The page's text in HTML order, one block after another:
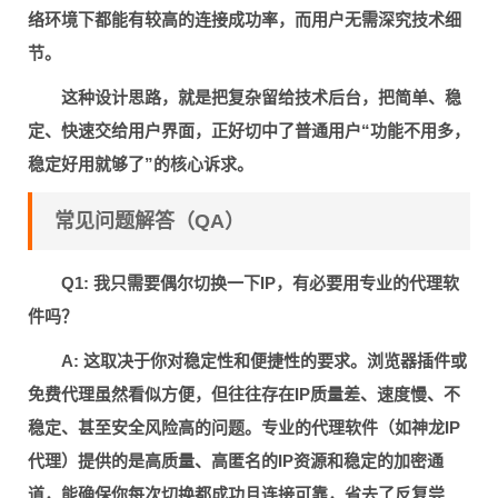
络环境下都能有较高的连接成功率，而用户无需深究技术细
节。
这种设计思路，就是把复杂留给技术后台，把简单、稳
定、快速交给用户界面，正好切中了普通用户“功能不用多，
稳定好用就够了”的核心诉求。
常见问题解答（QA）
Q1: 我只需要偶尔切换一下IP，有必要用专业的代理软
件吗？
A: 这取决于你对稳定性和便捷性的要求。浏览器插件或
免费代理虽然看似方便，但往往存在IP质量差、速度慢、不
稳定、甚至安全风险高的问题。专业的代理软件（如神龙IP
代理）提供的是高质量、高匿名的IP资源和稳定的加密通